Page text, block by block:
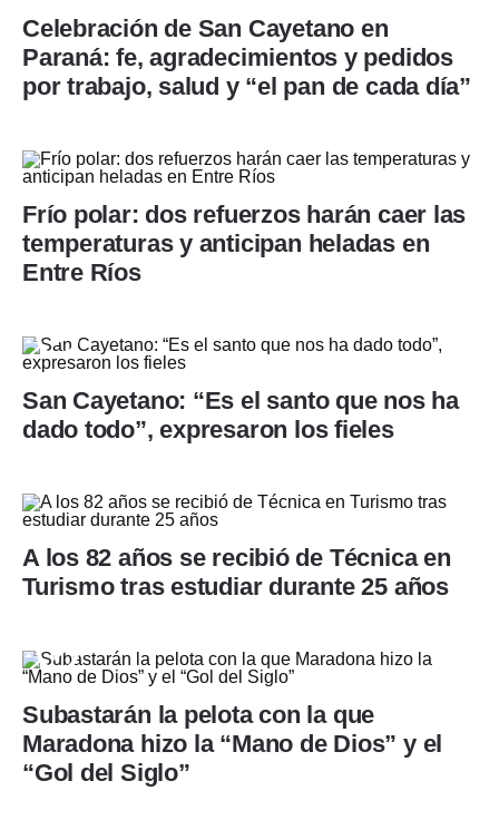
Celebración de San Cayetano en
Paraná: fe, agradecimientos y pedidos
por trabajo, salud y “el pan de cada día”
Frío polar: dos refuerzos harán caer las
temperaturas y anticipan heladas en
Entre Ríos
San Cayetano: “Es el santo que nos ha
dado todo”, expresaron los fieles
A los 82 años se recibió de Técnica en
Turismo tras estudiar durante 25 años
Subastarán la pelota con la que
Maradona hizo la “Mano de Dios” y el
“Gol del Siglo”